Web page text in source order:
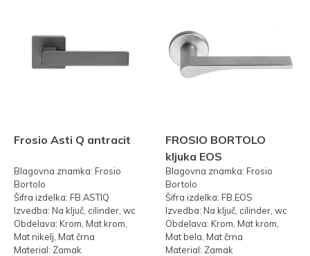
Frosio Asti Q antracit
Blagovna znamka: Frosio
Bortolo
Šifra izdelka: FB.ASTIQ
Izvedba: Na ključ, cilinder, wc
Obdelava: Krom, Mat krom,
Mat nikelj, Mat črna
Material: Zamak
FROSIO BORTOLO
kljuka EOS
Blagovna znamka: Frosio
Bortolo
Šifra izdelka: FB.EOS
Izvedba: Na ključ, cilinder, wc
Obdelava: Krom, Mat krom,
Mat bela, Mat črna
Material: Zamak